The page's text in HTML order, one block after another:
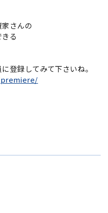
さんの
る
登録してみて下さいね。